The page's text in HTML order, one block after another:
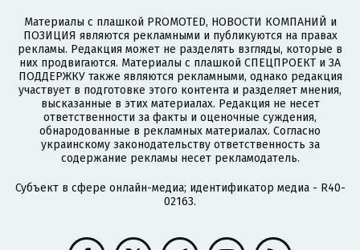
Материалы с плашкой PROMOTED, НОВОСТИ КОМПАНИЙ и
ПОЗИЦИЯ являются рекламными и публикуются на правах
рекламы. Редакция может не разделять взгляды, которые в
них продвигаются. Материалы с плашкой СПЕЦПРОЕКТ и ЗА
ПОДДЕРЖКУ также являются рекламными, однако редакция
участвует в подготовке этого контента и разделяет мнения,
высказанные в этих материалах. Редакция не несет
ответственности за факты и оценочные суждения,
обнародованные в рекламных материалах. Согласно
украинскому законодательству ответственность за
содержание рекламы несет рекламодатель.
Субъект в сфере онлайн-медиа; идентификатор медиа - R40-
02163.